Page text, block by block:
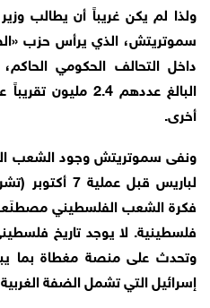
ولذا لم يكن غريباً أن يطالب وزير
سموتريتش، الذي يرأس حزب
داخل التحالف الحكومي
البالغ عددهم 2.4
أخرى.
ونفى سموتريتش وجود الشعب
فكرة الشعب الفلسطيني
فلسطينية. لا يوجد تاريخ
وتحدث على منصة مغطاة بما
إسرائيل التي تشمل الضفة الغربية